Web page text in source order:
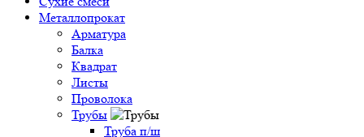
Металлопрокат
Арматура
Балка
Квадрат
Листы
Проволока
Трубы
Труба п/ш